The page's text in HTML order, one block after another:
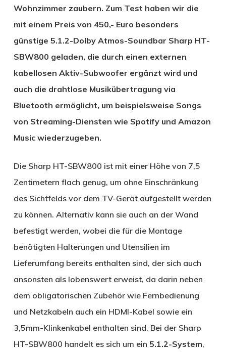
Wohnzimmer zaubern. Zum Test haben wir die
mit einem Preis von 450,- Euro besonders
günstige 5.1.2-Dolby Atmos-Soundbar Sharp HT-
SBW800 geladen, die durch einen externen
kabellosen Aktiv-Subwoofer ergänzt wird und
auch die drahtlose Musikübertragung via
Bluetooth ermöglicht, um beispielsweise Songs
von Streaming-Diensten wie Spotify und Amazon
Music wiederzugeben.
Die Sharp HT-SBW800 ist mit einer Höhe von 7,5
Zentimetern flach genug, um ohne Einschränkung
des Sichtfelds vor dem TV-Gerät aufgestellt werden
zu können. Alternativ kann sie auch an der Wand
befestigt werden, wobei die für die Montage
benötigten Halterungen und Utensilien im
Lieferumfang bereits enthalten sind, der sich auch
ansonsten als lobenswert erweist, da darin neben
dem obligatorischen Zubehör wie Fernbedienung
und Netzkabeln auch ein HDMI-Kabel sowie ein
3,5mm-Klinkenkabel enthalten sind. Bei der Sharp
HT-SBW800 handelt es sich um ein 5.1.2-System,